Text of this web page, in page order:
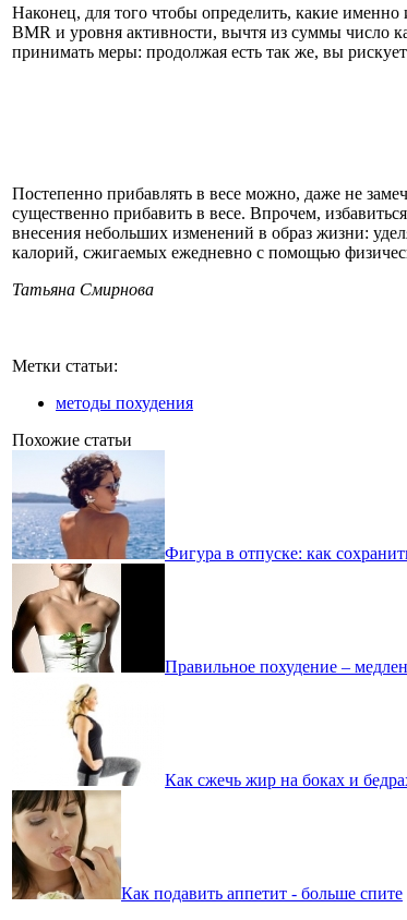
Наконец, для того чтобы определить, какие
BMR и уровня активности, вычтя из суммы число
принимать меры: продолжая есть так же, вы
Постепенно прибавлять в весе можно, даже не
существенно прибавить в весе. Впрочем,
внесения небольших изменений в образ жизни:
калорий, сжигаемых ежедневно с помощью
Татьяна Смирнова
Метки статьи:
методы похудения
Похожие статьи
Фигура в отпуске: как
Правильное похудение –
Как сжечь жир на боках и
Как подавить аппетит - больше спите